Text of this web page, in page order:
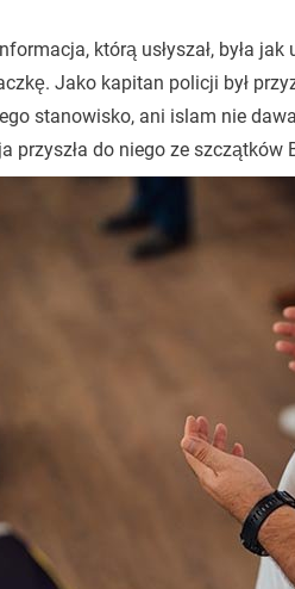
którą usłyszał, była
Jako kapitan policji był
stanowisko, ani islam nie
przyszła do niego ze szczątków